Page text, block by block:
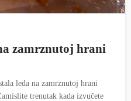
zamrznutoj hrani
leda na zamrznutoj hrani
trenutak kada izvučete